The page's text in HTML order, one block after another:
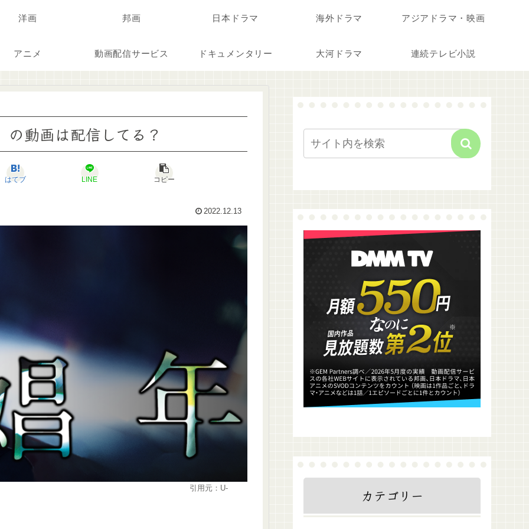
洋画 邦画 日本ドラマ 海外ドラマ アジアドラマ・映画
アニメ 動画配信サービス ドキュメンタリー 大河ドラマ 連続テレビ小説
動画は配信してる？
はてブ LINE コピー
2022.12.13
：U-
カテゴリー